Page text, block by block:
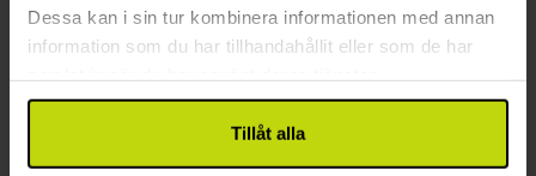
Dessa kan i sin tur kombinera informationen med annan
information som du har tillhandahållit eller som de har
Tillåt alla
Se mer
1